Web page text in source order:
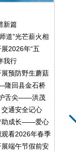
新篇
道”光芒薪火相
2026年“五
动
我行
预防野生蘑菇
回县金石桥
“开学第一
舌尖——洪茂
通安全记心
助成长——爱心
看2026年春季
端午节假前安